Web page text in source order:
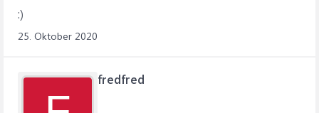
:)
25. Oktober 2020
fredfred